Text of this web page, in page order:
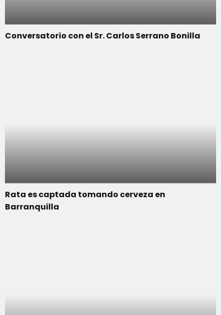
Conversatorio con el Sr. Carlos Serrano Bonilla
Rata es captada tomando cerveza en
Barranquilla